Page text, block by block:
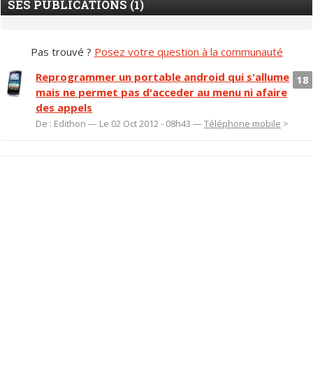
SES PUBLICATIONS (1)
Pas trouvé ? Posez votre question à la communauté
18
Reprogrammer un portable android qui s'allume
mais ne permet pas d'acceder au menu ni afaire
des appels
De : Edithon — Le 02 Oct 2012 - 08h43 —Téléphone mobile >